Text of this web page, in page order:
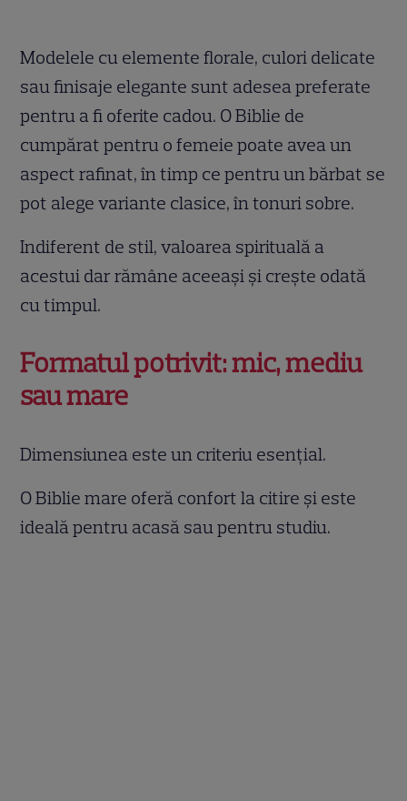
Modelele cu elemente florale, culori delicate
sau finisaje elegante sunt adesea preferate
pentru a fi oferite cadou. O Biblie de
cumpărat pentru o femeie poate avea un
aspect rafinat, în timp ce pentru un bărbat se
pot alege variante clasice, în tonuri sobre.
Indiferent de stil, valoarea spirituală a
acestui dar rămâne aceeași și crește odată
cu timpul.
Formatul potrivit: mic, mediu
sau mare
Dimensiunea este un criteriu esențial.
O Biblie mare oferă confort la citire și este
ideală pentru acasă sau pentru studiu.